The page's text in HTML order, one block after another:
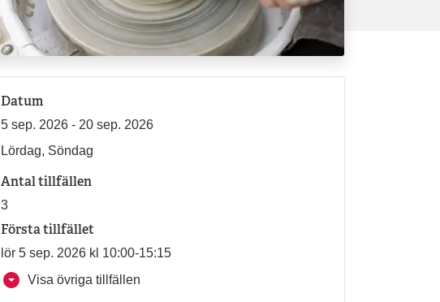
Datum
5 sep. 2026 - 20 sep. 2026
Lördag, Söndag
Antal tillfällen
3
Första tillfället
lör 5 sep. 2026 kl 10:00-15:15
Visa övriga tillfällen